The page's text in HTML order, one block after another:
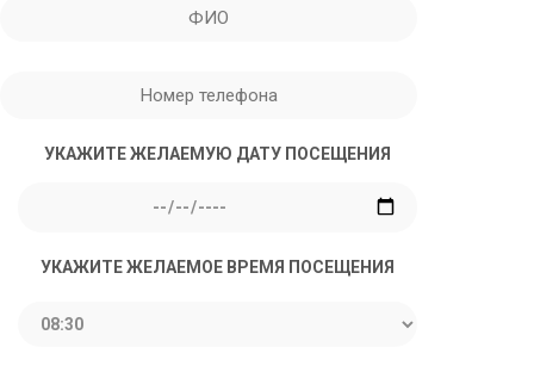
УКАЖИТЕ ЖЕЛАЕМУЮ ДАТУ ПОСЕЩЕНИЯ
УКАЖИТЕ ЖЕЛАЕМОЕ ВРЕМЯ ПОСЕЩЕНИЯ